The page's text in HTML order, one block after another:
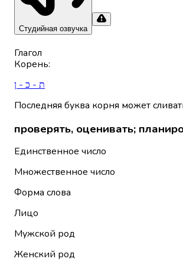
Студийная озвучка
Глагол
Корень:
ת - כ - ן
Последняя буква корня может
проверять, оценивать;
Единственное число
Множественное число
Форма слова
Лицо
Мужской род
Женский род